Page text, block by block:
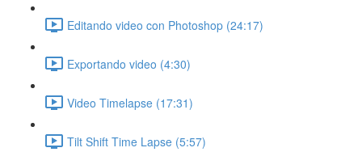
Editando video con Photoshop (24:17)
Exportando video (4:30)
Video Timelapse (17:31)
Tilt Shift Time Lapse (5:57)